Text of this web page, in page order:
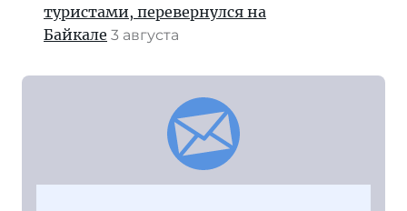
туристами, перевернулся на
Байкале 3 августа